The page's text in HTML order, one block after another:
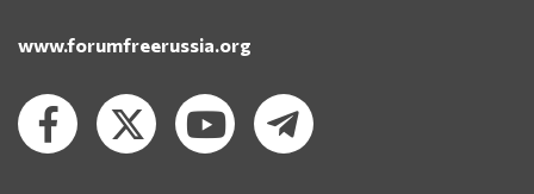
www.forumfreerussia.org